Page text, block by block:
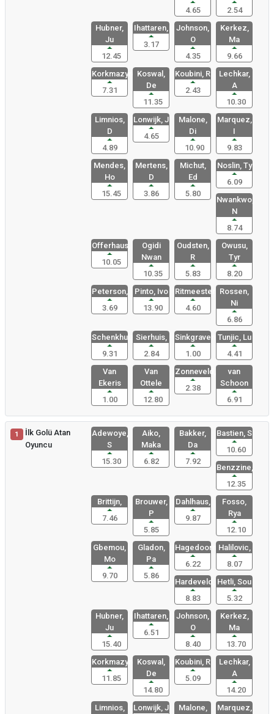
4.65
2.54
Hubner,
Ju
12.45
Ihattaren,
3.17
Johnson,
O
4.35
Kerkez,
Ma
9.66
Korkmazyre
7.31
Koswal,
De
11.35
Koubini, R
2.43
Lechkar,
A
10.30
Limnios,
D
4.89
Lonwijk, J
4.65
Malone,
Di
10.90
Marquez,
I
9.83
Mendes,
Ho
15.45
Mertens,
D
3.86
Michut,
Ed
5.80
Noslin, Ty
6.09
Nwankwo,
N
8.74
Offerhaus,
10.05
Ogidi
Nwan
10.35
Oudsten,
R
5.83
Owusu,
Tyr
8.20
Peterson,
3.69
Pinto, Ivo
13.90
Ritmeester
4.60
Rossen,
Ni
6.86
Schenkhuiz
9.31
Sierhuis,
2.84
Sinkgraven
1.00
Tunjic, Lu
4.41
Van
Ekeris
1.00
Van
Ottele
12.80
Zonneveld,
2.38
van
Schoon
6.91
1
İlk Golü Atan
Oyuncu
Adewoye,
S
15.30
Aiko,
Maka
6.82
Bakker,
Da
7.92
Bastien, S
10.60
Benzzine,
12.35
Brittijn,
7.46
Brouwer,
P
5.85
Dahlhaus,
9.87
Fosso,
Rya
12.10
Gbemou,
Mo
9.70
Gladon,
Pa
5.86
Hagedoorn,
6.22
Halilovic,
8.07
Hardeveld,
8.83
Hetli, Sou
5.32
Hubner,
Ju
15.40
Ihattaren,
6.51
Johnson,
O
8.40
Kerkez,
Ma
13.70
Korkmazyre
11.85
Koswal,
De
14.80
Koubini, R
5.09
Lechkar,
A
14.20
Limnios,
Lonwijk, J
Malone,
Marquez,